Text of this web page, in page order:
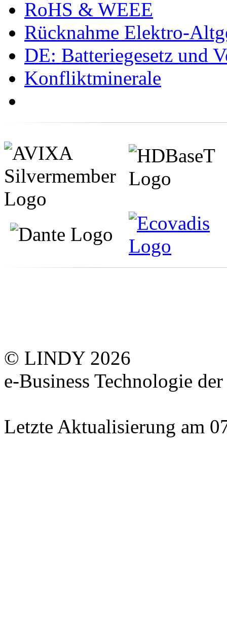
RoHS & WEEE
Rücknahme Elektro-
DE: Batteriegesetz und
Konfliktminerale
© LINDY 2026
e-Business Technologie
Letzte Aktualisierung am